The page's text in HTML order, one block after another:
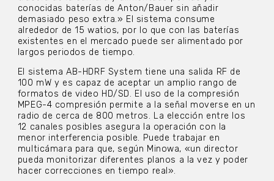
conocidas baterías de Anton/Bauer sin añadir
demasiado peso extra.» El sistema consume
alrededor de 15 watios, por lo que con las baterías
existentes en el mercado puede ser alimentado por
largos periodos de tiempo.
El sistema AB-HDRF System tiene una salida RF de
100 mW y es capaz de aceptar un amplio rango de
formatos de video HD/SD. El uso de la compresión
MPEG-4 compresión permite a la señal moverse en un
radio de cerca de 800 metros. La elección entre los
12 canales posibles asegura la operación con la
menor interferencia posible. Puede trabajar en
multicámara para que, según Minowa, «un director
pueda monitorizar diferentes planos a la vez y poder
hacer correcciones en tiempo real».